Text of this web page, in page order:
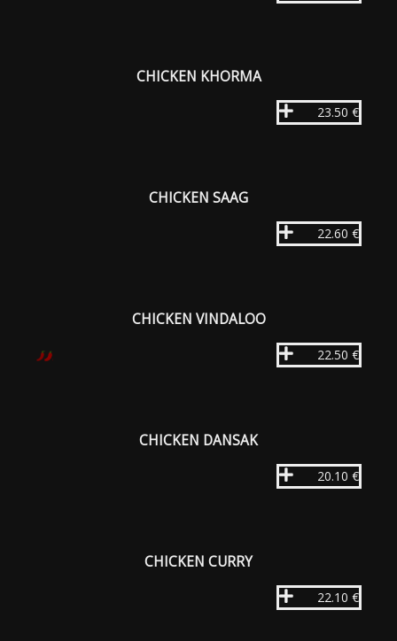
CHICKEN KHORMA
23.50 €
CHICKEN SAAG
22.60 €
CHICKEN VINDALOO
22.50 €
CHICKEN DANSAK
20.10 €
CHICKEN CURRY
22.10 €